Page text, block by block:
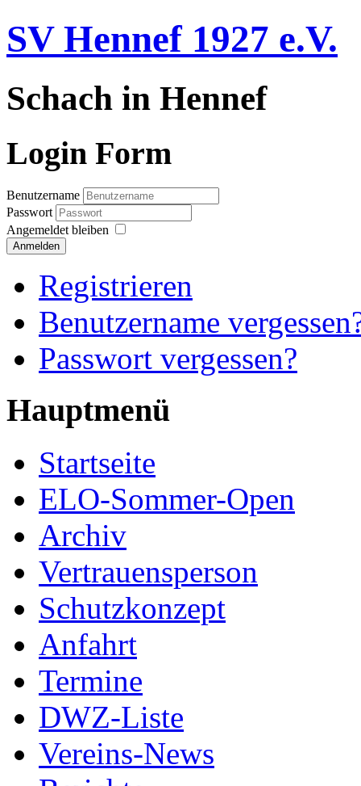
SV Hennef 1927 e.V.
Schach in Hennef
Login Form
Benutzername
Passwort
Angemeldet bleiben
Anmelden
Registrieren
Benutzername
Passwort vergessen?
Hauptmenü
Startseite
ELO-Sommer-Open
Archiv
Vertrauensperson
Schutzkonzept
Anfahrt
Termine
DWZ-Liste
Vereins-News